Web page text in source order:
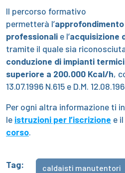
Il percorso formativo
permetterà l’
professionali e l’acquisizione
tramite il quale sia riconosciuta
conduzione di impianti termici
superiore a 200.000 Kcal/h,
13.07.1996 N.615 e D.M.
Per ogni altra informazione ti
le istruzioni per l’iscrizione e il
corso.
Tag: caldaisti manutentori